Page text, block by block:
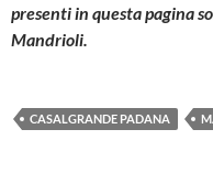
presenti in questa pagina
Mandrioli.
CASALGRANDE PADANA